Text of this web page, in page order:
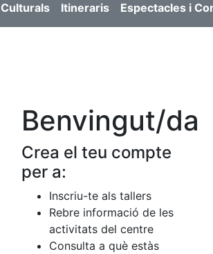
Itineraris Espectacles i
Benvingut/da
Crea el teu compte
per a:
Inscriu-te als tallers
Rebre informació de les
activitats del centre
Consulta a què estàs